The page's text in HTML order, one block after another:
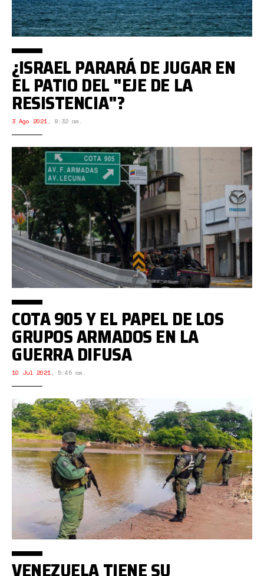
¿ISRAEL PARARÁ DE JUGAR EN
EL PATIO DEL "EJE DE LA
RESISTENCIA"?
3 Ago 2021, 8:32 am.
COTA 905 Y EL PAPEL DE LOS
GRUPOS ARMADOS EN LA
GUERRA DIFUSA
10 Jul 2021, 5:45 am.
VENEZUELA TIENE SU